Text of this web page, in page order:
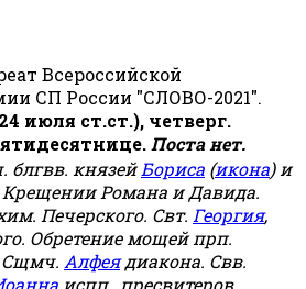
Всероссийской
СП России "СЛОВО-2021".
июля ст.ст.), четверг.
Поста нет.
блгвв. князейБориса (икона) и
Крещении Романа и Давида.
Печерского. Свт. Георгия,
Обретение мощей прп.
Сщмч. Алфеядиакона. Свв.
испп., пресвитеров.